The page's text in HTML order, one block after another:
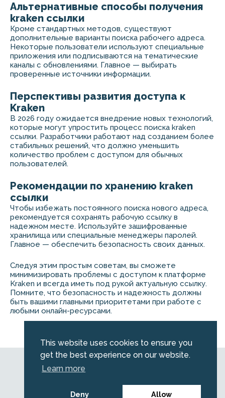
Альтернативные способы получения
kraken ссылки
Кроме стандартных методов, существуют
дополнительные варианты поиска рабочего адреса.
Некоторые пользователи используют специальные
приложения или подписываются на тематические
каналы с обновлениями. Главное — выбирать
проверенные источники информации.
Перспективы развития доступа к
Kraken
В 2026 году ожидается внедрение новых технологий,
которые могут упростить процесс поиска kraken
ссылки. Разработчики работают над созданием более
стабильных решений, что должно уменьшить
количество проблем с доступом для обычных
пользователей.
Рекомендации по хранению kraken
ссылки
Чтобы избежать постоянного поиска нового адреса,
рекомендуется сохранять рабочую ссылку в
надежном месте. Используйте зашифрованные
хранилища или специальные менеджеры паролей.
Главное — обеспечить безопасность своих данных.
Следуя этим простым советам, вы сможете
минимизировать проблемы с доступом к платформе
Kraken и всегда иметь под рукой актуальную ссылку.
Помните, что безопасность и надежность должны
быть вашими главными приоритетами при работе с
любыми онлайн-ресурсами.
© 2026 Emerald. All Rights Reserved.
Legal
This website uses cookies to ensure you
get the best experience on our website.
Learn more
Deny Allow